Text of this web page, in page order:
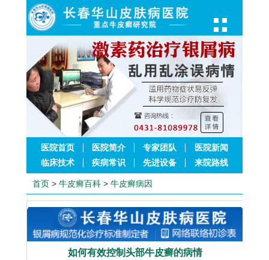
医院首页 医院简介 专家团队
医院新闻
临床技术
疾病常识 先进设备 来院路线
首页 > 牛皮癣百科 > 牛皮癣病因
如何有效控制头部牛皮癣的病情